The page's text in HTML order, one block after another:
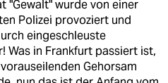
"Gewalt" wurde von einer
Polizei provoziert und
eingeschleuste
Was in Frankfurt passiert ist,
Gehorsam